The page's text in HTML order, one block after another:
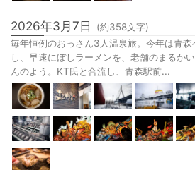
2026年3月7日 (約358文字)
毎年恒例のおっさん3人温泉旅。今年は青
し、早速にぼしラーメンを、老舗のまるか
んのよう。KT氏と合流し、青森駅前...